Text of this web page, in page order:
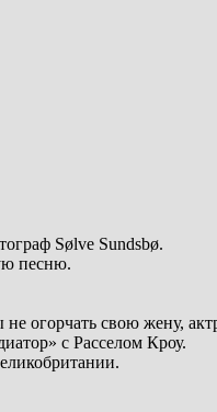
Sølve Sundsbø.
песню.
огорчать свою жену,
с Расселом Кроу.